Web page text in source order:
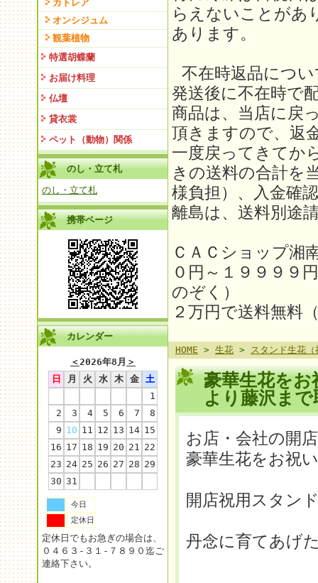
カトレア
オンシジュム
観葉植物
特選胡蝶蘭
お届け料理
仏壇
貸衣裳
ペット（動物）関係
のし・立て札
のし・立て札
携帯ページ
カレンダー
＜2026年8月 ＞
日
月 火 水 木 金
土
1
2
3 4 5 6 7
8
9 10 11 12 13 14 15
16 17 18 19 20 21 22
23 24 25 26 27 28 29
30 31
今日
定休日
定休日でもお急ぎの場合は、
０４６３-３１-７８９０迄ご
連絡下さい。
らえないことがあ
あります。
不在時返品につ
発送後に不在時で
商品は、当店に戻
頂きますので、返
一度戻ってきてか
きの送料の合計を
様負担）、入金確
離島は、送料別途
ＣＡＣショップ湘
０円～１９９９９
のぞく）
２万円で送料無料
HOME > 生花 > スタンド生花
豪華生花を
より藤沢ま
お店・会社の開
豪華生花をお祝
開店祝用スタン
丹念に育てあげ